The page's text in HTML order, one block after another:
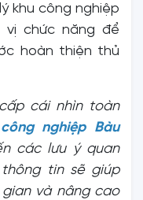
khu công nghiệp
chức năng để
hoàn thiện thủ
cái nhìn toàn
nghiệp Bàu
các lưu ý quan
tin sẽ giúp
và nâng cao